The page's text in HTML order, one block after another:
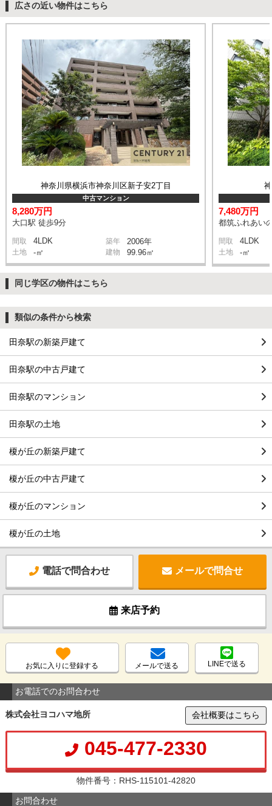
広さの近い物件はこちら
神奈川県横浜市神奈川区新子安2丁目
中古マンション
8,280万円
大口駅 徒歩9分
間取 4LDK 築年 2006年
土地 -㎡ 建物 99.96㎡
7,480万円
都筑ふれあい
間取 4LDK
土地 -㎡
同じ学区の物件はこちら
類似の条件から検索
田奈駅の新築戸建て
田奈駅の中古戸建て
田奈駅のマンション
田奈駅の土地
榎が丘の新築戸建て
榎が丘の中古戸建て
榎が丘のマンション
榎が丘の土地
電話で問合わせ メールで問合せ
来店予約
お気に入りに登録する メールで送る LINEで送る
お電話でのお問合わせ
株式会社ヨコハマ地所 会社概要はこちら
045-477-2330
物件番号：RHS-115101-42820
お問合わせ